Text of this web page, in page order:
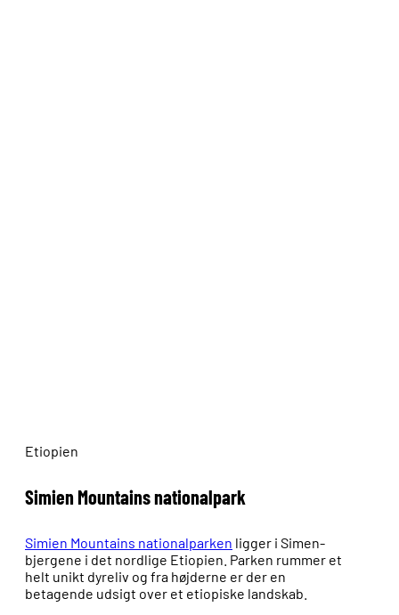
Etiopien
Simien Mountains nationalpark
Simien Mountains nationalparken ligger i Simen-
bjergene i det nordlige Etiopien. Parken rummer et
helt unikt dyreliv og fra højderne er der en
betagende udsigt over et etiopiske landskab.